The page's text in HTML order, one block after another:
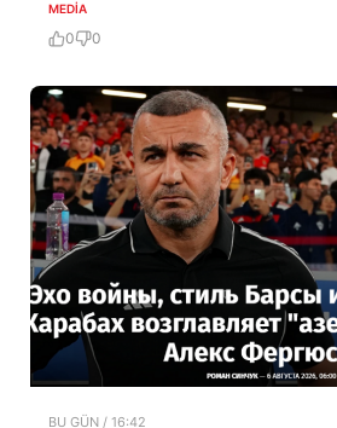
MEDİA
0 0
BU GÜN / 16:42